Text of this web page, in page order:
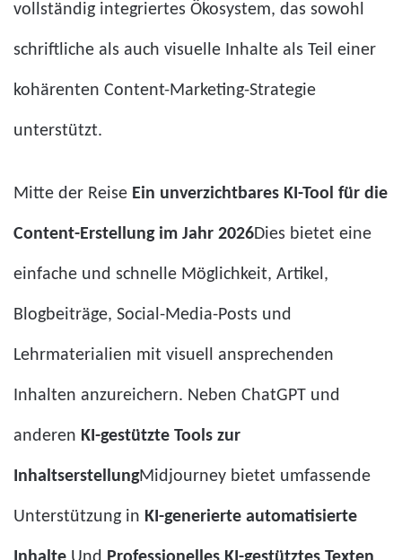
vollständig integriertes Ökosystem, das sowohl
schriftliche als auch visuelle Inhalte als Teil einer
kohärenten Content-Marketing-Strategie
unterstützt.
Mitte der Reise Ein unverzichtbares KI-Tool für die
Content-Erstellung im Jahr 2026Dies bietet eine
einfache und schnelle Möglichkeit, Artikel,
Blogbeiträge, Social-Media-Posts und
Lehrmaterialien mit visuell ansprechenden
Inhalten anzureichern. Neben ChatGPT und
anderen KI-gestützte Tools zur
InhaltserstellungMidjourney bietet umfassende
Unterstützung in KI-generierte automatisierte